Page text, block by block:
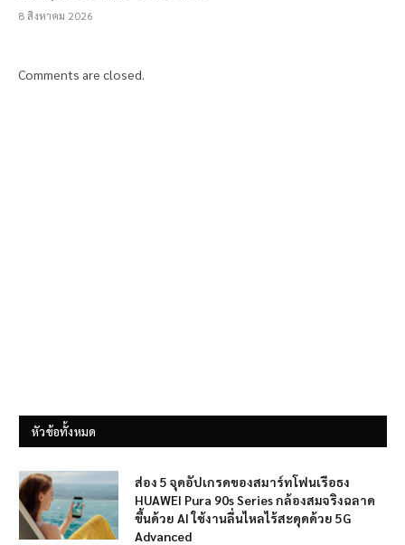
8 สิงหาคม 2026
Comments are closed.
หัวข้อทั้งหมด
ส่อง 5 จุดอัปเกรดของสมาร์ทโฟนเรือธง
HUAWEI Pura 90s Series กล้องสมจริงฉลาด
ขึ้นด้วย AI ใช้งานลื่นไหลไร้สะดุดด้วย 5G
Advanced